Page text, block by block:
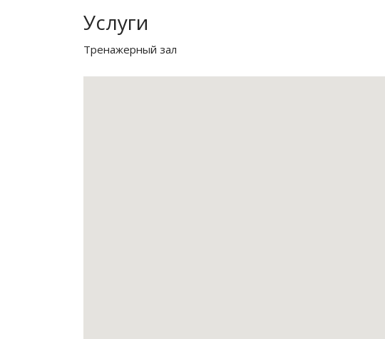
Услуги
Тренажерный зал